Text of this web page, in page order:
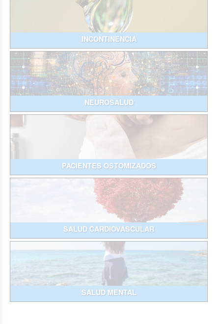
INCONTINENCIA
NEUROSALUD
PACIENTES OSTOMIZADOS
SALUD CARDIOVASCULAR
SALUD MENTAL